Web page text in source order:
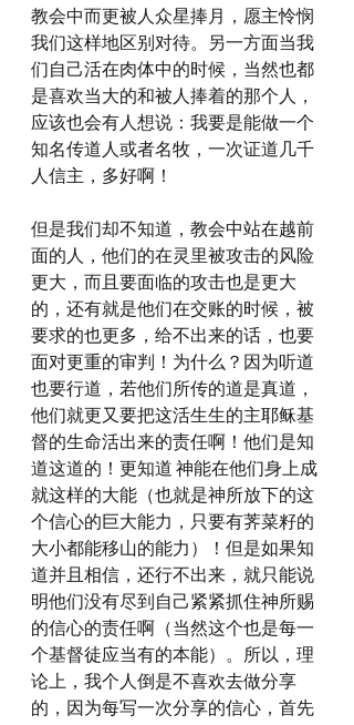
教会中而更被人众星捧月，愿主怜悯
我们这样地区别对待。另一方面当我
们自己活在肉体中的时候，当然也都
是喜欢当大的和被人捧着的那个人，
应该也会有人想说：我要是能做一个
知名传道人或者名牧，一次证道几千
人信主，多好啊！
但是我们却不知道，教会中站在越前
面的人，他们的在灵里被攻击的风险
更大，而且要面临的攻击也是更大
的，还有就是他们在交账的时候，被
要求的也更多，给不出来的话，也要
面对更重的审判！为什么？因为听道
也要行道，若他们所传的道是真道，
他们就更又要把这活生生的主耶稣基
督的生命活出来的责任啊！他们是知
道这道的！更知道 神能在他们身上成
就这样的大能（也就是神所放下的这
个信心的巨大能力，只要有荠菜籽的
大小都能移山的能力）！但是如果知
道并且相信，还行不出来，就只能说
明他们没有尽到自己紧紧抓住神所赐
的信心的责任啊（当然这个也是每一
个基督徒应当有的本能）。所以，理
论上，我个人倒是不喜欢去做分享
的，因为每写一次分享的信心，首先